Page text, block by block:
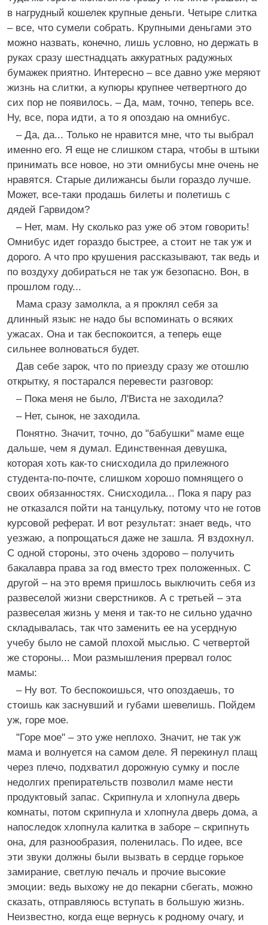
в нагрудный кошелек крупные деньги. Четыре слитка
– все, что сумели собрать. Крупными деньгами это
можно назвать, конечно, лишь условно, но держать в
руках сразу шестнадцать аккуратных радужных
бумажек приятно. Интересно – все давно уже меряют
жизнь на слитки, а купюры крупнее четвертного до
сих пор не появилось. – Да, мам, точно, теперь все.
Ну, все, пора идти, а то я опоздаю на омнибус.
– Да, да... Только не нравится мне, что ты выбрал
именно его. Я еще не слишком стара, чтобы в штыки
принимать все новое, но эти омнибусы мне очень не
нравятся. Старые дилижансы были гораздо лучше.
Может, все-таки продашь билеты и полетишь с
дядей Гарвидом?
– Нет, мам. Ну сколько раз уже об этом говорить!
Омнибус идет гораздо быстрее, а стоит не так уж и
дорого. А что про крушения рассказывают, так ведь и
по воздуху добираться не так уж безопасно. Вон, в
прошлом году...
Мама сразу замолкла, а я проклял себя за
длинный язык: не надо бы вспоминать о всяких
ужасах. Она и так беспокоится, а теперь еще
сильнее волноваться будет.
Дав себе зарок, что по приезду сразу же отошлю
открытку, я постарался перевести разговор:
– Пока меня не было, Л'Виста не заходила?
– Нет, сынок, не заходила.
Понятно. Значит, точно, до "бабушки" маме еще
дальше, чем я думал. Единственная девушка,
которая хоть как-то снисходила до прилежного
студента-по-почте, слишком хорошо помнящего о
своих обязанностях. Снисходила... Пока я пару раз
не отказался пойти на танцульку, потому что не готов
курсовой реферат. И вот результат: знает ведь, что
уезжаю, а попрощаться даже не зашла. Я вздохнул.
С одной стороны, это очень здорово – получить
бакалавра права за год вместо трех положенных. С
другой – на это время пришлось выключить себя из
развеселой жизни сверстников. А с третьей – эта
развеселая жизнь у меня и так-то не сильно удачно
складывалась, так что заменить ее на усердную
учебу было не самой плохой мыслью. С четвертой
же стороны... Мои размышления прервал голос
мамы:
– Ну вот. То беспокоишься, что опоздаешь, то
стоишь как заснувший и губами шевелишь. Пойдем
уж, горе мое.
"Горе мое" – это уже неплохо. Значит, не так уж
мама и волнуется на самом деле. Я перекинул плащ
через плечо, подхватил дорожную сумку и после
недолгих препирательств позволил маме нести
продуктовый запас. Скрипнула и хлопнула дверь
комнаты, потом скрипнула и хлопнула дверь дома, а
напоследок хлопнула калитка в заборе – скрипнуть
она, для разнообразия, поленилась. По идее, все
эти звуки должны были вызвать в сердце горькое
замирание, светлую печаль и прочие высокие
эмоции: ведь выхожу не до пекарни сбегать, можно
сказать, отправляюсь вступать в большую жизнь.
Неизвестно, когда еще вернусь к родному очагу, и